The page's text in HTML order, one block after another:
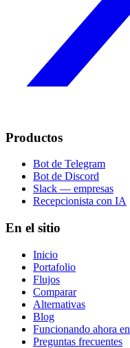
Productos
Bot de Telegram
Bot de Discord
Slack — empresas
Recepcionista con IA
En el sitio
Inicio
Portafolio
Flujos
Comparar
Alternativas
Blog
Funcionando ahora en
Preguntas frecuentes